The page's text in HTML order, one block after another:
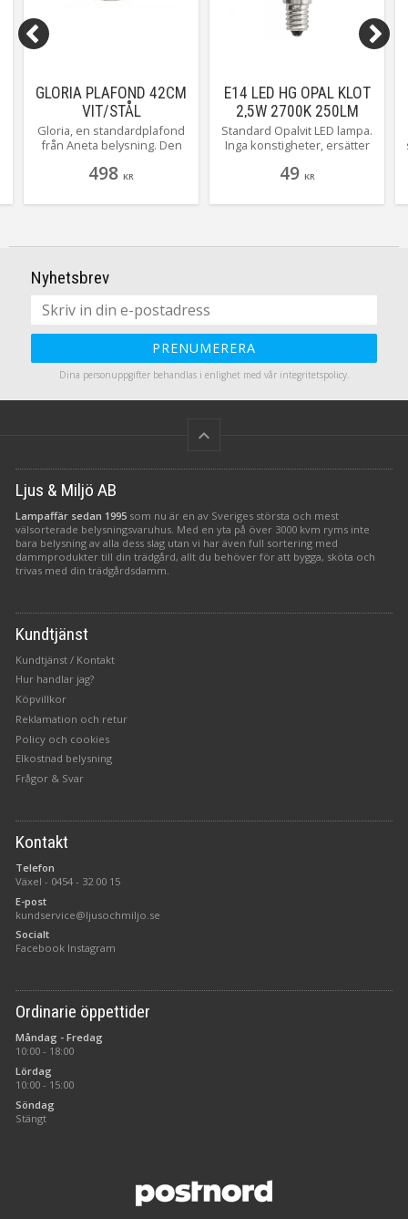
GLORIA PLAFOND 42CM
VIT/STÅL
Gloria, en standardplafond
från Aneta belysning. Den
så du kan enkelt välja själv
Toppen tycker vi! Finns även
498 KR
E14 LED HG OPAL KLOT
2,5W 2700K 250LM
Standard Opalvit LED lampa.
Inga konstigheter, ersätter
Glödlamporna.
49 KR
Nyhetsbrev
PRENUMERERA
Dina personuppgifter behandlas i enlighet med vår integritetspolicy.
keyboard_arrow_up
Ljus & Miljö AB
Lampaffär sedan 1995 som nu är en av Sveriges största och mest
välsorterade belysningsvaruhus. Med en yta på över 3000 kvm ryms inte
bara belysning av alla dess slag utan vi har även full sortering med
dammprodukter till din trädgård, allt du behöver för att bygga, sköta och
trivas med din trädgårdsdamm.
Kundtjänst
Kundtjänst / Kontakt
Hur handlar jag?
Köpvillkor
Reklamation och retur
Policy och cookies
Elkostnad belysning
Frågor & Svar
Kontakt
Telefon
Växel - 0454 - 32 00 15
E-post
kundservice@ljusochmiljo.se
Socialt
Facebook Instagram
Ordinarie öppettider
Måndag - Fredag
10:00 - 18:00
Lördag
10:00 - 15:00
Söndag
Stängt